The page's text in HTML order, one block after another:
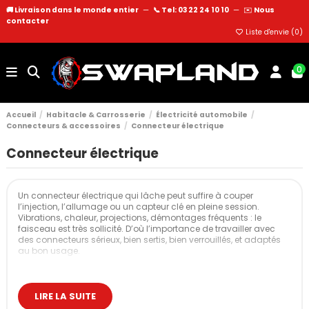
🚚 Livraison dans le monde entier — 📞 Tel: 03 22 24 10 10 — ✉️ Nous
contacter
Liste d'envie (0)
0
Accueil Habitacle & Carrosserie
Électricité automobile
Connecteurs & accessoires
Connecteur électrique
Connecteur électrique
Un connecteur électrique qui lâche peut suffire à couper
l’injection, l’allumage ou un capteur clé en pleine session.
Vibrations, chaleur, projections, démontages fréquents : le
faisceau est très sollicité. D’où l’importance de travailler avec
des connecteurs sérieux, bien sertis, bien verrouillés, et adaptés
au bon usage.
connecteurs dédiés Ecumaster (EMU Pro), connecteurs
d’injecteurs EV1 / EV6 et modules/capteurs pensés pour
LIRE LA SUITE